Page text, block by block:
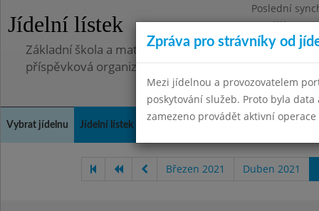
Jídelní lístek
Poslední
Pondělí
Základní škola a mateřská škola, Pavlovice u
příspěvková organizace
Vybrat jídelnu Jídelní lístek Kontakty a informace
Březen 2021 Duben 2021
Zpráva pro strávníky od
Mezi jídelnou a provozovatelem
poskytování služeb. Proto byla
zamezeno provádět aktivní